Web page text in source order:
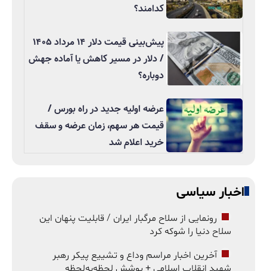
کدامند؟
پیش‌بینی قیمت دلار ۱۴ مرداد ۱۴۰۵
/ دلار در مسیر کاهش یا آماده جهش
دوباره؟
عرضه اولیه جدید در راه بورس /
قیمت هر سهم، زمان عرضه و سقف
خرید اعلام شد
اخبار سیاسی
رونمایی از سلاح مرگبار ایران / قابلیت پنهان این
سلاح دنیا را شوکه کرد
آخرین اخبار مراسم وداع و تشییع پیکر رهبر
شهید انقلاب اسلامی + پوشش لحظه‌به‌لحظه